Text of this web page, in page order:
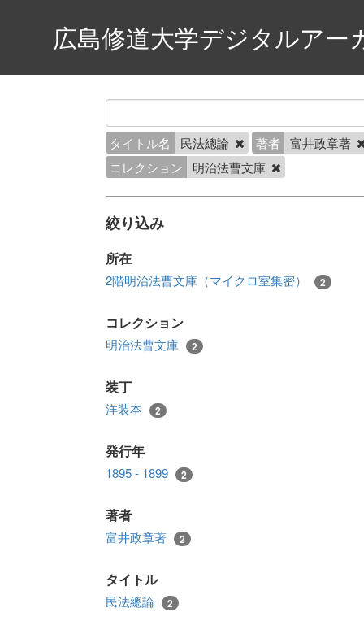
広島修道大学デジタルアー
タイトル名 民法總論 著者
富井政章著
コレクション
明治法曹文庫
絞り込み
所在
2階明治法曹文庫（マイクロ室集密） 2
コレクション
明治法曹文庫 2
装丁
洋装本 2
発行年
1895 - 1899 2
著者
富井政章著 2
タイトル
民法總論 2